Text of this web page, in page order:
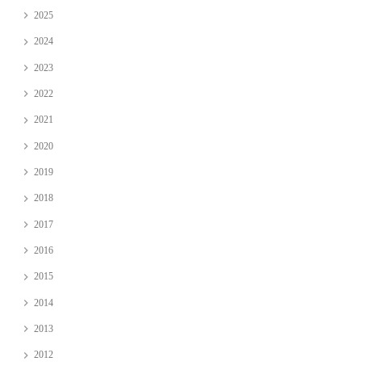
2025
2024
2023
2022
2021
2020
2019
2018
2017
2016
2015
2014
2013
2012